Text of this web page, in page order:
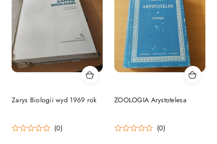
Zarys Biologii wyd 1969 rok
(0)
ZOOLOGIA Arystotelesa
(0)